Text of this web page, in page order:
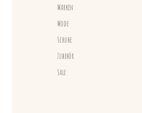
Marken
Mode
Schuhe
Zubehör
Sale